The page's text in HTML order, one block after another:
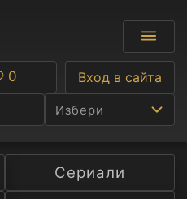
Избери
Ф
Любими
0 Вход в сайта
Сериали